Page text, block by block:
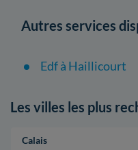
Autres services
Edf à Haillicourt
Les villes les plus
Calais